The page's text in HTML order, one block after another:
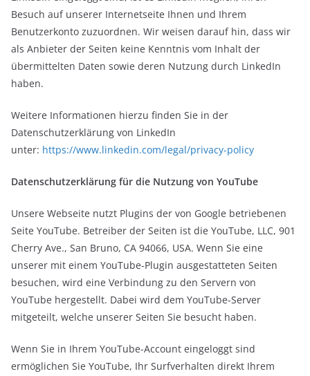
Besuch auf unserer Internetseite Ihnen und Ihrem
Benutzerkonto zuzuordnen. Wir weisen darauf hin, dass wir
als Anbieter der Seiten keine Kenntnis vom Inhalt der
übermittelten Daten sowie deren Nutzung durch LinkedIn
haben.
Weitere Informationen hierzu finden Sie in der
Datenschutzerklärung von LinkedIn
unter: https://www.linkedin.com/legal/privacy-policy
Datenschutzerklärung für die Nutzung von YouTube
Unsere Webseite nutzt Plugins der von Google betriebenen
Seite YouTube. Betreiber der Seiten ist die YouTube, LLC, 901
Cherry Ave., San Bruno, CA 94066, USA. Wenn Sie eine
unserer mit einem YouTube-Plugin ausgestatteten Seiten
besuchen, wird eine Verbindung zu den Servern von
YouTube hergestellt. Dabei wird dem YouTube-Server
mitgeteilt, welche unserer Seiten Sie besucht haben.
Wenn Sie in Ihrem YouTube-Account eingeloggt sind
ermöglichen Sie YouTube, Ihr Surfverhalten direkt Ihrem